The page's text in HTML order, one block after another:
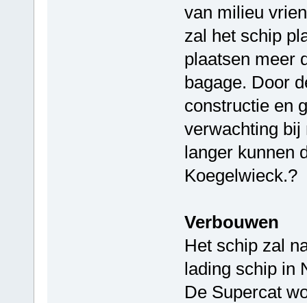
van milieu
zal het schip
plaatsen meer
bagage. Door
constructie en
verwachting bij
langer kunnen
Koegelwieck.?
Verbouwen
Het schip zal
lading schip in
De Supercat